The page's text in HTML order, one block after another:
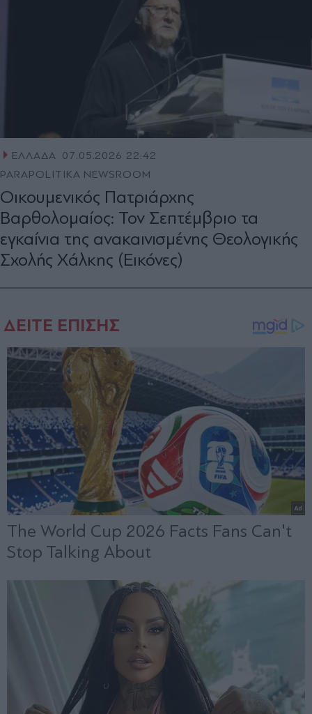
ΕΛΛΑΔΑ 07.05.2026 22:42
PARAPOLITIKA NEWSROOM
Οικουμενικός Πατριάρχης
Βαρθολομαίος: Τον Σεπτέμβριο τα
εγκαίνια της ανακαινισμένης Θεολογικής
Σχολής Χάλκης (Εικόνες)